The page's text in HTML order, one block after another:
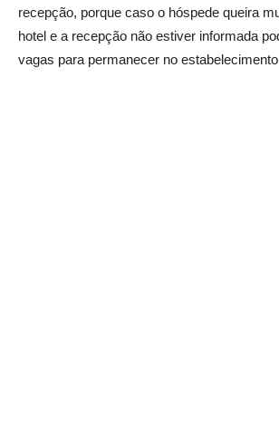
recepção, porque caso o hóspede queira
hotel e a recepção não estiver informada
vagas para permanecer no